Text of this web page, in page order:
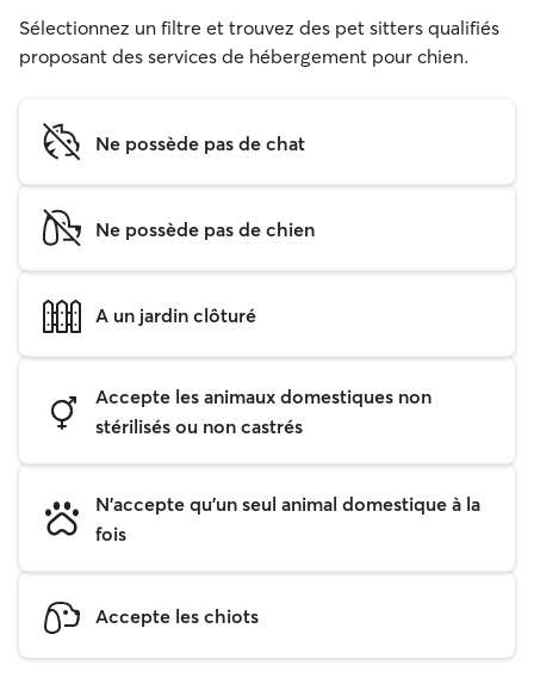
Sélectionnez un filtre et trouvez des pet sitters qualifiés
proposant des services de hébergement pour chien.
Ne possède pas de chat
Ne possède pas de chien
A un jardin clôturé
Accepte les animaux domestiques non
stérilisés ou non castrés
N'accepte qu'un seul animal domestique à la
fois
Accepte les chiots